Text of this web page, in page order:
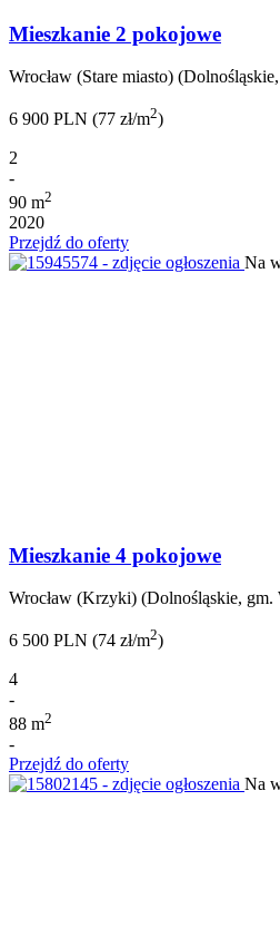
Mieszkanie 2 pokojowe
Wrocław (Stare miasto)
6 900 PLN (77 zł/m2)
2
-
90 m2
2020
Przejdź do oferty
Na
Mieszkanie 4 pokojowe
Wrocław (Krzyki) (Dolnośląskie, gm.
6 500 PLN (74 zł/m2)
4
-
88 m2
-
Przejdź do oferty
Na